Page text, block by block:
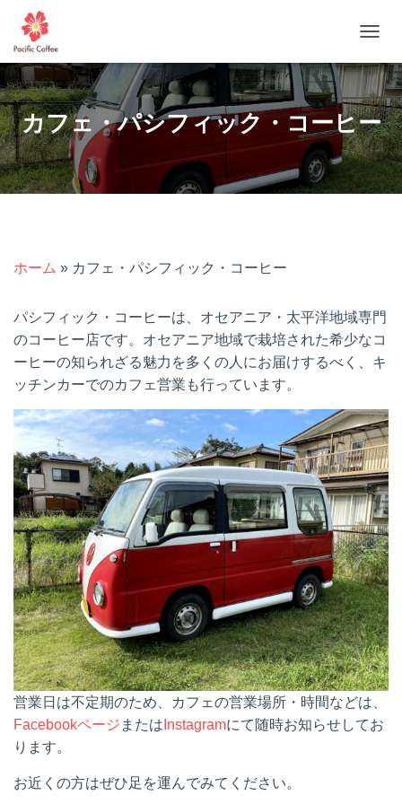
ビ
ゲ
ー
シ
ョ
ン
を
切
カフェ・パシフィック・コーヒー
ホーム » カフェ・パシフィック・コーヒー
パシフィック・コーヒーは、オセアニア・太平洋地域専門
のコーヒー店です。オセアニア地域で栽培された希少なコ
ーヒーの知られざる魅力を多くの人にお届けするべく、キ
ッチンカーでのカフェ営業も行っています。
営業日は不定期のため、カフェの営業場所・時間などは、
Facebookページ または Instagramにて随時お知らせしてお
ります。
お近くの方はぜひ足を運んでみてください。